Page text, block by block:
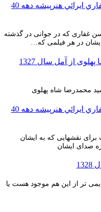
حسن غفاري ايرائي هنرپيشه دهه 40
غفاری که در جوانی در گذشته
در هر فیلمی که…
بازدید محمدرضا پهلوی از آمل سال 1327
محمدرضا شاه پهلوی
حسن غفاري ايرائي هنرپيشه دهه 40
نقشهایی که به ایشان
صدای ایشان
تر از این هم موجود هست یا